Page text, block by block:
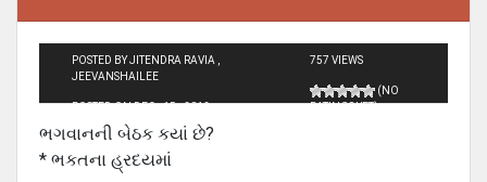
POSTED BY JITENDRA RAVIA ,
JEEVANSHAILEE
POSTED ON DEC - 15 - 2012
757 VIEWS
(NO
RATINGS YET)
ભગવાનની બેઠક કયાં છે?
* ભકતના હ્રદયમાં